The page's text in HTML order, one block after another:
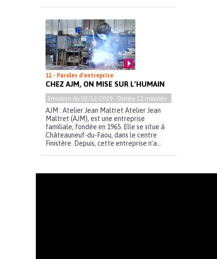
11 - Paroles d'entreprise
CHEZ AJM, ON MISE SUR L’HUMAIN
Emission du 02/12/2019 - Durée 13 minutes
AJM : Atelier Jean Maltret Atelier Jean
Maltret (AJM), est une entreprise
familiale, fondée en 1965. Elle se situe à
Châteauneuf-du-Faou, dans le centre
Finistère. Depuis, cette entreprise n’a...